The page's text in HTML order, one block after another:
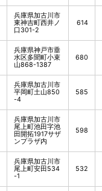
兵庫県加古川市
東神吉町西井ノ
口301-2
614
兵庫県神戸市垂
水区多聞町小束
山868-1387
680
兵庫県加古川市
平岡町土山850
-4
585
兵庫県加古川市
尾上町池田字池
田開拓1917サザ
ンプラザ内
598
兵庫県加古川市
尾上町安田534
-1
532